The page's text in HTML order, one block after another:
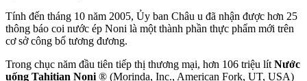
Tính đến tháng 10 năm 2005, Ủy ban Châu u đã nhận được hơn 25
thông báo coi nước ép Noni là một thành phần thực phẩm mới trên
cơ sở công bố tương đương.
Trong chục năm đầu tiên tiếp thị thương mại, hơn 106 triệu lít Nước
uống Tahitian Noni ® (Morinda, Inc., American Fork, UT, USA)